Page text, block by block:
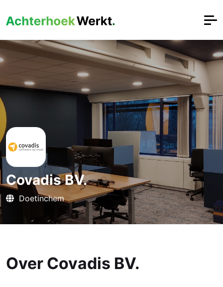
Covadis BV.
Doetinchem
Over Covadis BV.